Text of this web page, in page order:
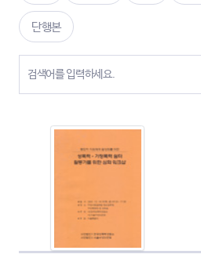
단행본